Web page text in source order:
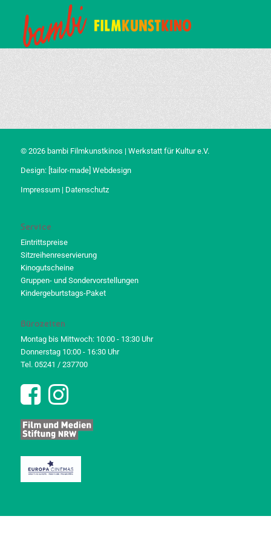
© 2026 bambi Filmkunstkinos | Werkstatt für Kultur e.V.
Design: [tailor-made] Webdesign
Impressum| Datenschutz
Service
Eintrittspreise
Sitzreihenreservierung
Kinogutscheine
Gruppen- und Sondervorstellungen
Kindergeburtstags-Paket
Bürozeiten
Montag bis Mittwoch: 10:00 - 13:30 Uhr
Donnerstag 10:00 - 16:30 Uhr
Tel. 05241 / 237700